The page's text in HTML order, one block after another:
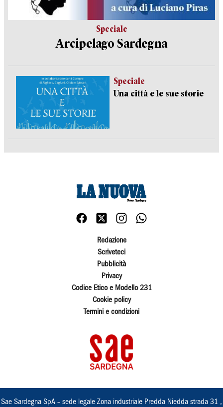
Speciale
Arcipelago Sardegna
Speciale
Una città e le sue storie
Redazione
Scriveteci
Pubblicità
Privacy
Codice Etico e Modello 231
Cookie policy
Termini e condizioni
Sae Sardegna SpA – sede legale Zona industriale Predda Niedda strada 31 ,